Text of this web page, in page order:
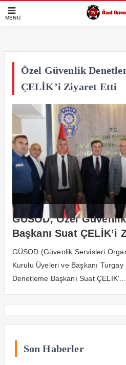
MENÜ
Özel Güvenlik
ÇELİK’i Ziyaret Etti
GÜSOD, Özel
Başkanı Suat ÇELİK’i
GÜSOD (Güvenlik Servisleri
Kurulu Üyeleri ve Başkanı
Denetleme Başkanı Suat ÇELİK'...
Son Haberler